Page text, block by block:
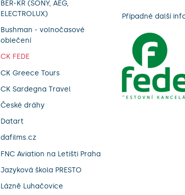
BER-KR (SONY, AEG,
ELECTROLUX)
Bushman - volnočasové
oblečení
CK FEDE
CK Greece Tours
CK Sardegna Travel
České dráhy
Datart
dafilms.cz
FNC Aviation na Letišti Praha
Jazyková škola PRESTO
Lázně Luhačovice
Případné další